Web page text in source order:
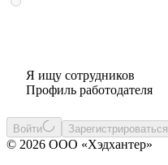
Я ищу сотрудников
Профиль работодателя
Войти Зарегистрироваться
© 2026 ООО «Хэдхантер»